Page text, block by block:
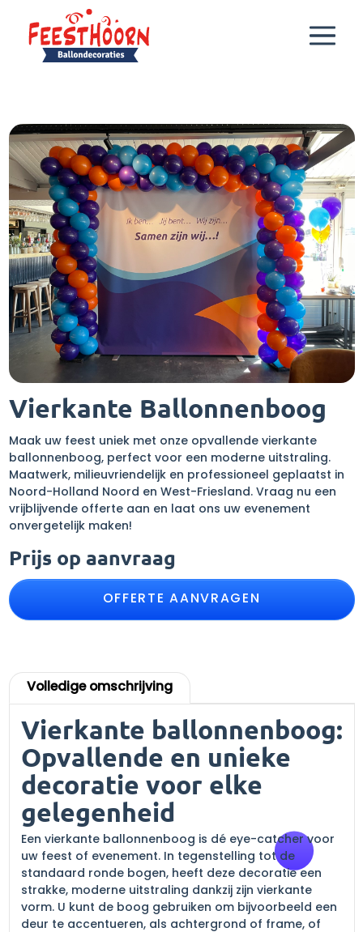
Vierkante Ballonnenboog
Maak uw feest uniek met onze opvallende vierkante
ballonnenboog, perfect voor een moderne uitstraling.
Maatwerk, milieuvriendelijk en professioneel geplaatst in
Noord-Holland Noord en West-Friesland. Vraag nu een
vrijblijvende offerte aan en laat ons uw evenement
onvergetelijk maken!
Prijs op aanvraag
OFFERTE AANVRAGEN
Volledige omschrijving
Vierkante ballonnenboog:
Opvallende en unieke
decoratie voor elke
gelegenheid
Een vierkante ballonnenboog is dé eye-catcher voor
uw feest of evenement. In tegenstelling tot de
standaard ronde bogen, heeft deze decoratie een
strakke, moderne uitstraling dankzij zijn vierkante
vorm. U kunt de boog gebruiken om bijvoorbeeld een
deur te accentueren, als achtergrond of frame, of